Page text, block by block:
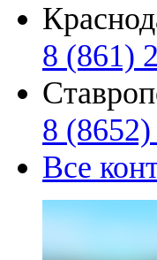
8 (861)
8
Все